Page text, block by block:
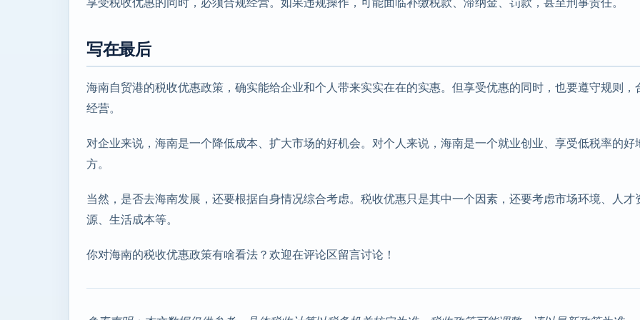
写在最后
海南自贸港的税收优惠政策，确实能给企业和个人带来实实在在的实惠。但享受优惠的同时，也要遵守规则，
经营。
对企业来说，海南是一个降低成本、扩大市场的好机会。对个人来说，海南是一个就业创业、享受低税率的好
方。
当然，是否去海南发展，还要根据自身情况综合考虑。税收优惠只是其中一个因素，还要考虑市场环境、人才
源、生活成本等。
你对海南的税收优惠政策有啥看法？欢迎在评论区留言讨论！